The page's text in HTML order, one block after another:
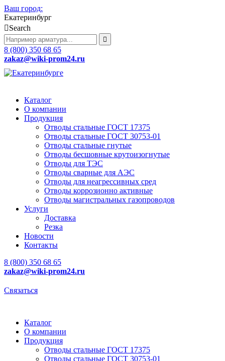
Ваш город:
Екатеринбург
Search
8 (800) 350 68 65
zakaz@wiki-prom24.ru
Каталог
О компании
Продукция
Отводы стальные ГОСТ 17375
Отводы стальные ГОСТ 30753-01
Отводы стальные гнутые
Отводы бесшовные крутоизогнутые
Отводы для ТЭС
Отводы сварные для АЭС
Отводы для неагрессивных сред
Отводы коррозионно активные
Отводы магистральных газопроводов
Услуги
Доставка
Резка
Новости
Контакты
8 (800) 350 68 65
zakaz@wiki-prom24.ru
Связаться
Каталог
О компании
Продукция
Отводы стальные ГОСТ 17375
Отводы стальные ГОСТ 30753-01